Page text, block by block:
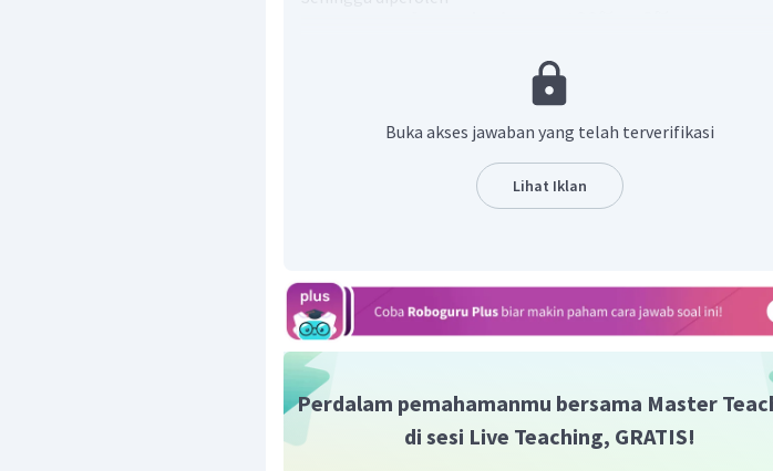
=
=
=
Rp135.000,00
Dengan demikian harga penjualannya adalah
Oleh karena itu, jawaban yang benar adalah B
Buka akses jawaban yang telah terverifikasi
Lihat Iklan
Perdalam pemahamanmu bersama Master
di sesi Live Teaching, GRATIS!